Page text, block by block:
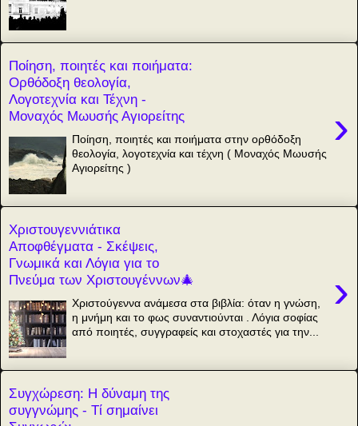
Ποίηση, ποιητές και ποιήματα:
Ορθόδοξη θεολογία,
Λογοτεχνία και Τέχνη -
Μοναχός Μωυσής Αγιορείτης
›
Ποίηση, ποιητές και ποιήματα στην ορθόδοξη
θεολογία, λογοτεχνία και τέχνη ( Μοναχός Μωυσής
Αγιορείτης )
Χριστουγεννιάτικα
Αποφθέγματα - Σκέψεις,
Γνωμικά και Λόγια για το
Πνεύμα των Χριστουγέννων🎄
›
Χριστούγεννα ανάμεσα στα βιβλία: όταν η γνώση,
η μνήμη και το φως συναντιούνται . Λόγια σοφίας
από ποιητές, συγγραφείς και στοχαστές για την...
Συγχώρεση: Η δύναμη της
συγγνώμης - Τί σημαίνει